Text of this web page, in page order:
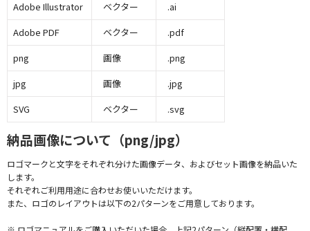
Adobe Illustrator
ベクター
.ai
Adobe PDF
ベクター
.pdf
png
画像
.png
jpg
画像
.jpg
SVG
ベクター .svg
納品画像について（png/jpg）
ロゴマークと文字をそれぞれ分けた画像データ、およびセット画像を納品いた
します。
それぞれご利用用途に合わせお使いいただけます。
また、ロゴのレイアウトは以下の2パターンをご用意しております。